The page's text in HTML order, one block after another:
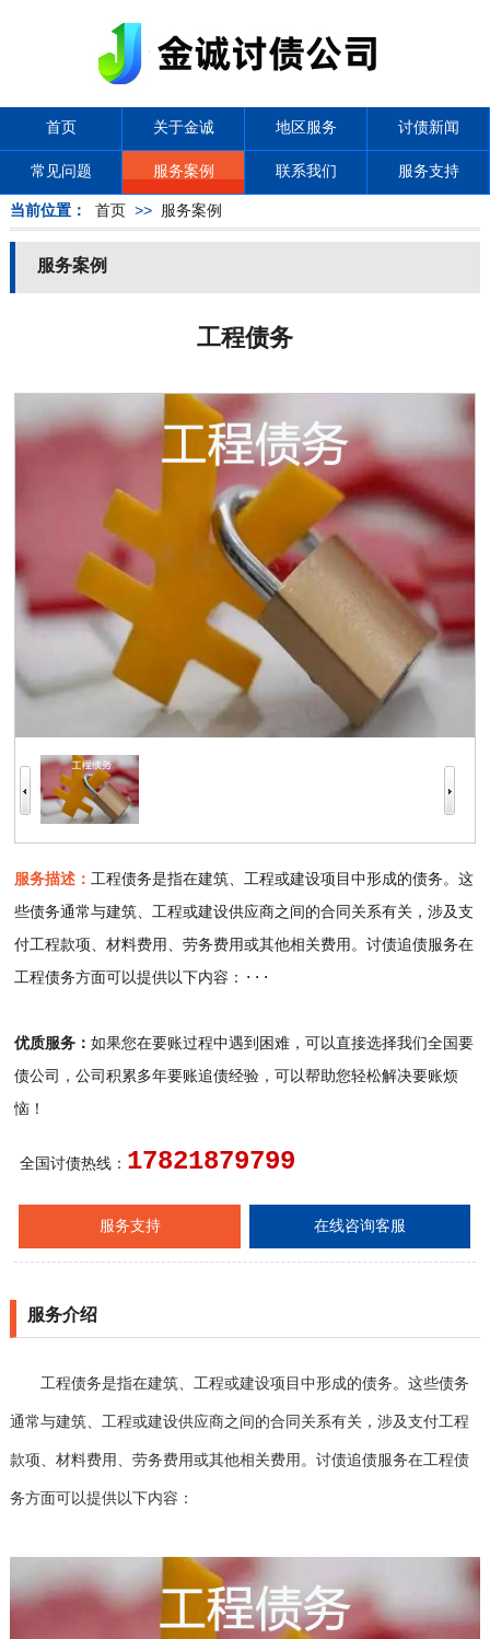
首页 关于金诚 地区服务 讨债新闻
常见问题 服务案例 联系我们 服务支持
当前位置： 首页 >> 服务案例
服务案例
工程债务
服务描述：工程债务是指在建筑、工程或建设项目中形成的债务。这
些债务通常与建筑、工程或建设供应商之间的合同关系有关，涉及支
付工程款项、材料费用、劳务费用或其他相关费用。讨债追债服务在
工程债务方面可以提供以下内容：···
优质服务：如果您在要账过程中遇到困难，可以直接选择我们全国要
债公司，公司积累多年要账追债经验，可以帮助您轻松解决要账烦
恼！
全国讨债热线： 17821879799
服务支持 在线咨询客服
服务介绍
工程债务是指在建筑、工程或建设项目中形成的债务。这些债务
通常与建筑、工程或建设供应商之间的合同关系有关，涉及支付工程
款项、材料费用、劳务费用或其他相关费用。讨债追债服务在工程债
务方面可以提供以下内容：